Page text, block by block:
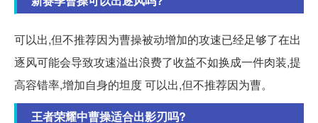
可以出,但不推荐因为曹操被动增加的攻速已经足够了在出
逐风可能会导致攻速溢出浪费了收益不如换成一件肉装,提
高容错率,增加自身的坦度 可以出,但不推荐因为曹。
王者荣耀中曹操适合出影刃吗?